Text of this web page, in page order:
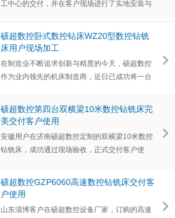
工中心的交付，‌并在客户现场进行了实地安装与
硕超数控卧式数控钻床WZ20型数控钻铣
床用户现场加工
在制造业不断追求创新与精度的今天，硕超数控
作为业内领先的机床制造商，‌近日已成功将一台
硕超数控第四台双横梁10米数控钻铣床完
美交付客户使用
安徽用户在济南硕超数控定制的双横梁10米数控
钻铣床，成功通过现场验收，正式交付客户使
硕超数控GZP6060高速数控钻铣床交付客
户使用
山东淄博客户在硕超数控设备厂家，订购的高速